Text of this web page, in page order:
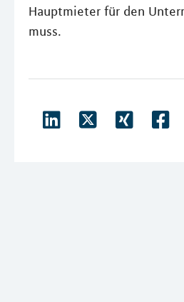
Hauptmieter für den
muss.